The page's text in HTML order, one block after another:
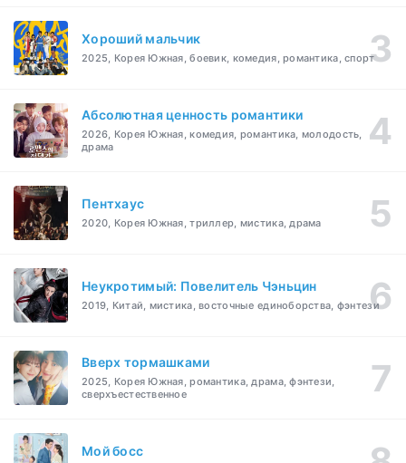
Хороший мальчик
2025, Корея Южная, боевик, комедия, романтика, спорт
Абсолютная ценность романтики
2026, Корея Южная, комедия, романтика, молодость,
драма
Пентхаус
2020, Корея Южная, триллер, мистика, драма
Неукротимый: Повелитель Чэньцин
2019, Китай, мистика, восточные единоборства, фэнтези
Вверх тормашками
2025, Корея Южная, романтика, драма, фэнтези,
сверхъестественное
Мой босс